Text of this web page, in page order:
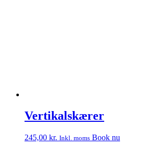
Vertikalskærer
245,00 kr. Inkl. moms Book nu